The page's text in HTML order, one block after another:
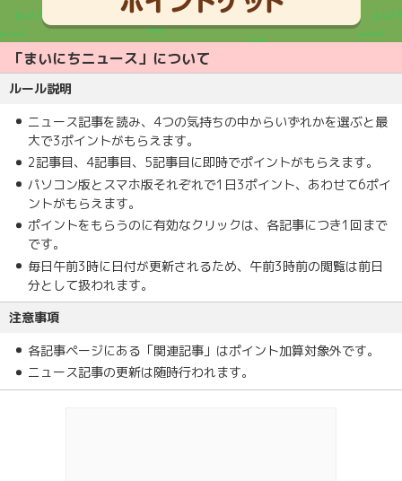
「まいにちニュース」について
ルール説明
ニュース記事を読み、4つの気持ちの中からいずれかを選ぶと最
大で3ポイントがもらえます。
2記事目、4記事目、5記事目に即時でポイントがもらえます。
パソコン版とスマホ版それぞれで1日3ポイント、あわせて6ポイ
ントがもらえます。
ポイントをもらうのに有効なクリックは、各記事につき1回まで
です。
毎日午前3時に日付が更新されるため、午前3時前の閲覧は前日
分として扱われます。
注意事項
各記事ページにある「関連記事」はポイント加算対象外です。
ニュース記事の更新は随時行われます。